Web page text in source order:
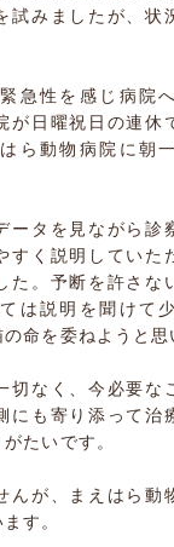
試みましたが、状
急性を感じ病院
が日曜祝日の連休
ら動物病院に朝
ータを見ながら診
すく説明していた
た。予断を許さな
は説明を聞けて
命を委ねようと思
切なく、今必要な
にも寄り添って治
たいです。
んが、まえはら動
す。